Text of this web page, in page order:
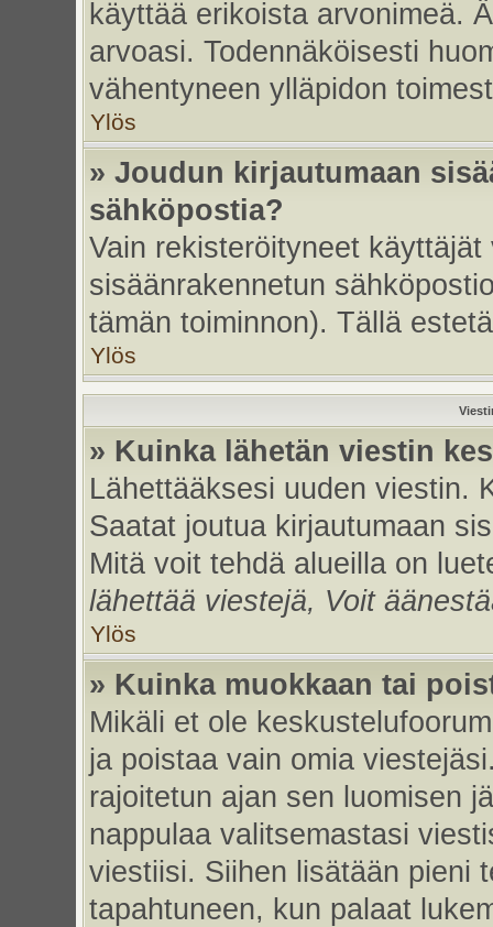
käyttää erikoista arvonimeä.
arvoasi. Todennäköisesti
vähentyneen ylläpidon
Ylös
» Joudun kirjautumaan
sähköpostia?
Vain rekisteröityneet
sisäänrakennetun
tämän toiminnon). Tällä
Ylös
» Kuinka lähetän viestin
Lähettääksesi uuden viestin.
Saatat joutua kirjautumaan
Mitä voit tehdä alueilla on
lähettää viestejä, Voit
Ylös
» Kuinka muokkaan tai
Mikäli et ole
ja poistaa vain omia
rajoitetun ajan sen luomisen
nappulaa valitsemastasi
viestiisi. Siihen lisätään pieni
tapahtuneen, kun palaat